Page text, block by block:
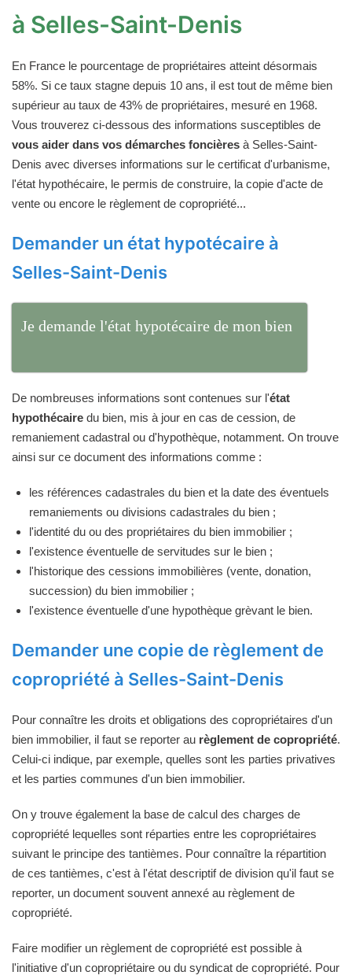
à Selles-Saint-Denis
En France le pourcentage de propriétaires atteint désormais
58%. Si ce taux stagne depuis 10 ans, il est tout de même bien
supérieur au taux de 43% de propriétaires, mesuré en 1968.
Vous trouverez ci-dessous des informations susceptibles de
vous aider dans vos démarches foncières à Selles-Saint-
Denis avec diverses informations sur le certificat d'urbanisme,
l'état hypothécaire, le permis de construire, la copie d'acte de
vente ou encore le règlement de copropriété...
Demander un état hypotécaire à
Selles-Saint-Denis
Je demande l'état hypotécaire de mon bien
De nombreuses informations sont contenues sur l'état
hypothécaire du bien, mis à jour en cas de cession, de
remaniement cadastral ou d'hypothèque, notamment. On trouve
ainsi sur ce document des informations comme :
les références cadastrales du bien et la date des éventuels
remaniements ou divisions cadastrales du bien ;
l'identité du ou des propriétaires du bien immobilier ;
l'existence éventuelle de servitudes sur le bien ;
l'historique des cessions immobilières (vente, donation,
succession) du bien immobilier ;
l'existence éventuelle d'une hypothèque grèvant le bien.
Demander une copie de règlement de
copropriété à Selles-Saint-Denis
Pour connaître les droits et obligations des copropriétaires d'un
bien immobilier, il faut se reporter au règlement de copropriété.
Celui-ci indique, par exemple, quelles sont les parties privatives
et les parties communes d'un bien immobilier.
On y trouve également la base de calcul des charges de
copropriété lequelles sont réparties entre les copropriétaires
suivant le principe des tantièmes. Pour connaître la répartition
de ces tantièmes, c'est à l'état descriptif de division qu'il faut se
reporter, un document souvent annexé au règlement de
copropriété.
Faire modifier un règlement de copropriété est possible à
l'initiative d'un copropriétaire ou du syndicat de copropriété. Pour